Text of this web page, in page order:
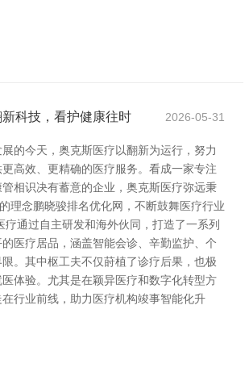
科技，看护健康往时 2026-05-31
的今天，奥克斯医疗以翻新为运行，努力
高效、更精确的医疗服务。看成一家专注
相识决有蓄意的企业，奥克斯医疗弥远秉
理念鹏晓骏排名优化网，不断鼓舞医疗行业
疗通过自主研发和海外伙同，打造了一系列
医疗居品，涵盖智能会诊、辛勤监护、个
。其中枢工夫不仅莳植了诊疗后果，也极
体验。尤其是在颖异医疗和数字化转型方
行业前线，助力医疗机构竣事智能化升